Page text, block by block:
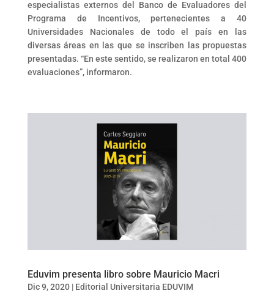
especialistas externos del Banco de Evaluadores del
Programa de Incentivos, pertenecientes a 40
Universidades Nacionales de todo el país en las
diversas áreas en las que se inscriben las propuestas
presentadas. “En este sentido, se realizaron en total 400
evaluaciones”, informaron.
Eduvim presenta libro sobre Mauricio Macri
Dic 9, 2020| Editorial Universitaria EDUVIM